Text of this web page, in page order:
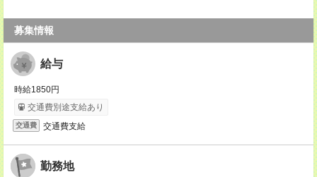
募集情報
給与
時給1850円
交通費別途支給あり
交通費 交通費支給
勤務地